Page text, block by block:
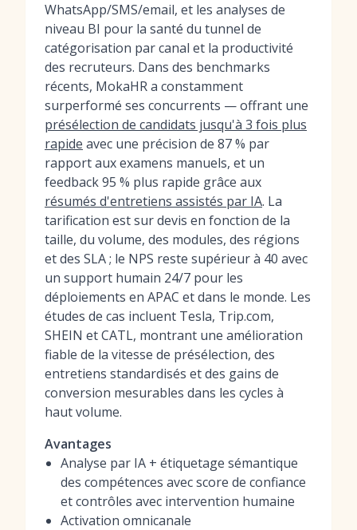
WhatsApp/SMS/email, et les analyses de
niveau BI pour la santé du tunnel de
catégorisation par canal et la productivité
des recruteurs. Dans des benchmarks
récents, MokaHR a constamment
surperformé ses concurrents — offrant une
présélection de candidats jusqu'à 3 fois plus
rapide avec une précision de 87 % par
rapport aux examens manuels, et un
feedback 95 % plus rapide grâce aux
résumés d'entretiens assistés par IA. La
tarification est sur devis en fonction de la
taille, du volume, des modules, des régions
et des SLA ; le NPS reste supérieur à 40 avec
un support humain 24/7 pour les
déploiements en APAC et dans le monde. Les
études de cas incluent Tesla, Trip.com,
SHEIN et CATL, montrant une amélioration
fiable de la vitesse de présélection, des
entretiens standardisés et des gains de
conversion mesurables dans les cycles à
haut volume.
Avantages
Analyse par IA + étiquetage sémantique
des compétences avec score de confiance
et contrôles avec intervention humaine
Activation omnicanale